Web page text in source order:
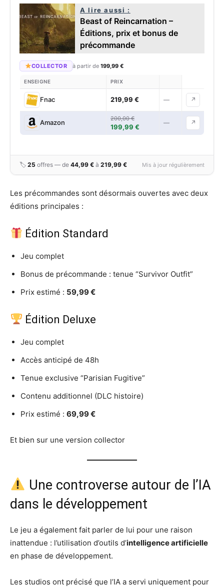
A lire aussi :
Beast of Reincarnation –
Éditions, prix et bonus de
précommande
COLLECTOR à partir de199,99 €
ENSEIGNE PRIX
Fnac 219,99 € — ↗
Amazon
200,00 €
199,99 €
— ↗
🏷 25 offres — de 44,99 € à 219,99 € Mis à jour régulièrement
Les précommandes sont désormais ouvertes avec deux
éditions principales :
Édition Standard
Jeu complet
Bonus de précommande : tenue “Survivor Outfit”
Prix estimé : 59,99 €
Édition Deluxe
Jeu complet
Accès anticipé de 48h
Tenue exclusive “Parisian Fugitive”
Contenu additionnel (DLC histoire)
Prix estimé : 69,99 €
Et bien sur une version collector
Une controverse autour de l’IA
dans le développement
Le jeu a également fait parler de lui pour une raison
inattendue : l’utilisation d’outils d’intelligence artificielle
en phase de développement.
Les studios ont précisé que l’IA a servi uniquement pour